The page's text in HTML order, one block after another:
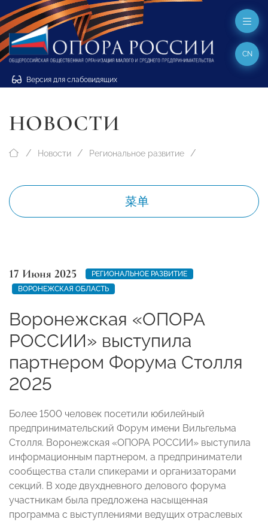
Версия для слабовидящих
CN
НОВОСТИ
Новости Региональное развитие
菜单
17 Июня 2025
РЕГИОНАЛЬНОЕ РАЗВИТИЕ
ВОРОНЕЖСКАЯ ОБЛАСТЬ
Воронежская «ОПОРА
РОССИИ» выступила
партнером Форума Столля
2025
Более 1500 человек посетили юбилейный
предпринимательский Форум имени Вильгельма
Столля. Воронежская «ОПОРА РОССИИ» выступила
информационным партнером, а предприниматели
сообщества стали спикерами и организаторами
секций. В ходе двухдневного делового форума
участникам была предложена насыщенная
программа с выступлениями ведущих отраслевых